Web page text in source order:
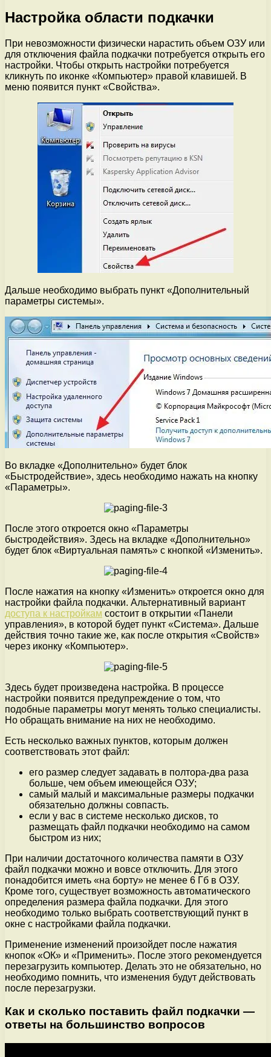
Настройка области подкачки
При невозможности физически нарастить объем ОЗУ или
для отключения файла подкачки потребуется открыть его
настройки. Чтобы открыть настройки потребуется
кликнуть по иконке «Компьютер» правой клавишей. В
меню появится пункт «Свойства».
Дальше необходимо выбрать пункт «Дополнительный
параметры системы».
Во вкладке «Дополнительно» будет блок
«Быстродействие», здесь необходимо нажать на кнопку
«Параметры».
После этого откроется окно «Параметры
быстродействия». Здесь на вкладке «Дополнительно»
будет блок «Виртуальная память» с кнопкой «Изменить».
После нажатия на кнопку «Изменить» откроется окно для
настройки файла подкачки. Альтернативный вариант
доступа к настройкам состоит в открытии «Панели
управления», в которой будет пункт «Система». Дальше
действия точно такие же, как после открытия «Свойств»
через иконку «Компьютер».
Здесь будет произведена настройка. В процессе
настройки появится предупреждение о том, что
подобные параметры могут менять только специалисты.
Но обращать внимание на них не необходимо.
Есть несколько важных пунктов, которым должен
соответствовать этот файл:
его размер следует задавать в полтора-два раза
больше, чем объем имеющейся ОЗУ;
самый малый и максимальные размеры подкачки
обязательно должны совпасть.
если у вас в системе несколько дисков, то
размещать файл подкачки необходимо на самом
быстром из них;
При наличии достаточного количества памяти в ОЗУ
файл подкачки можно и вовсе отключить. Для этого
понадобится иметь «на борту» не менее 6 Гб в ОЗУ.
Кроме того, существует возможность автоматического
определения размера файла подкачки. Для этого
необходимо только выбрать соответствующий пункт в
окне с настройками файла подкачки.
Применение изменений произойдет после нажатия
кнопок «ОК» и «Применить». После этого рекомендуется
перезагрузить компьютер. Делать это не обязательно, но
необходимо помнить, что изменения будут действовать
после перезагрузки.
Как и сколько поставить файл подкачки —
ответы на большинство вопросов